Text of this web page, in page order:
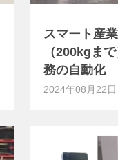
スマート産
（200kgま
務の自動化
2024年08月22日